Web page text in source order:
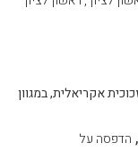
אקריאלית, במגוון
, הדפסה על